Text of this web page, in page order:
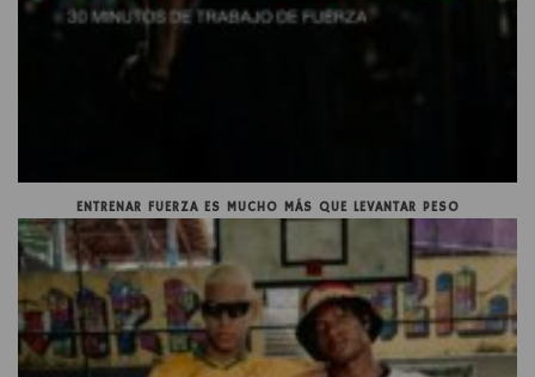
ENTRENAR FUERZA ES MUCHO MÁS QUE LEVANTAR PESO